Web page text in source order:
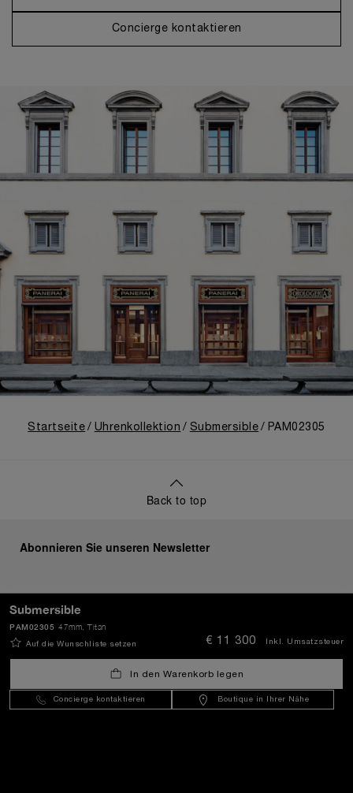
Submersible
47mm , Titan
PAM02305
Auf die Wunschliste setzen € 11 300 Inkl. Umsatzsteuer
In den Warenkorb legen
Concierge kontaktieren Boutique in Ihrer Nähe
Concierge kontaktieren
Startseite Uhrenkollektion Submersible PAM02305
Back to top
Abonnieren Sie unseren Newsletter
EUR € - DE